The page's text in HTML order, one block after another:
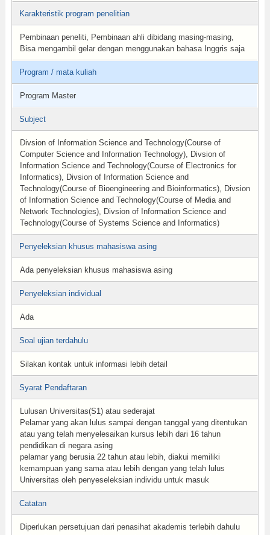
Karakteristik program penelitian
Pembinaan peneliti, Pembinaan ahli dibidang masing-masing,
Bisa mengambil gelar dengan menggunakan bahasa Inggris saja
Program / mata kuliah
Program Master
Subject
Divsion of Information Science and Technology(Course of
Computer Science and Information Technology), Divsion of
Information Science and Technology(Course of Electronics for
Informatics), Divsion of Information Science and
Technology(Course of Bioengineering and Bioinformatics), Divsion
of Information Science and Technology(Course of Media and
Network Technologies), Divsion of Information Science and
Technology(Course of Systems Science and Informatics)
Penyeleksian khusus mahasiswa asing
Ada penyeleksian khusus mahasiswa asing
Penyeleksian individual
Ada
Soal ujian terdahulu
Silakan kontak untuk informasi lebih detail
Syarat Pendaftaran
Lulusan Universitas(S1) atau sederajat
Pelamar yang akan lulus sampai dengan tanggal yang ditentukan
atau yang telah menyelesaikan kursus lebih dari 16 tahun
pendidikan di negara asing
pelamar yang berusia 22 tahun atau lebih, diakui memiliki
kemampuan yang sama atau lebih dengan yang telah lulus
Universitas oleh penyeseleksian individu untuk masuk
Catatan
Diperlukan persetujuan dari penasihat akademis terlebih dahulu